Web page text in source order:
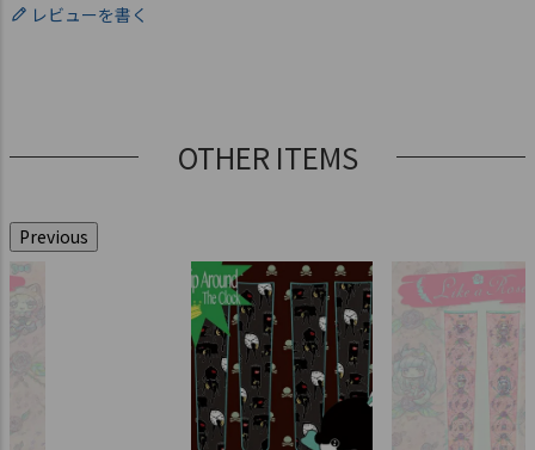
レビューを書く
OTHER ITEMS
Previous